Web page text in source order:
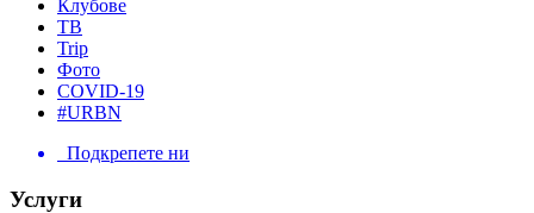
Клубове
ТВ
Trip
Фото
COVID-19
#URBN
Подкрепете ни
Услуги